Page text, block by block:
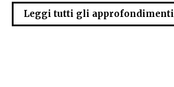
Leggi tutti gli approfondimenti